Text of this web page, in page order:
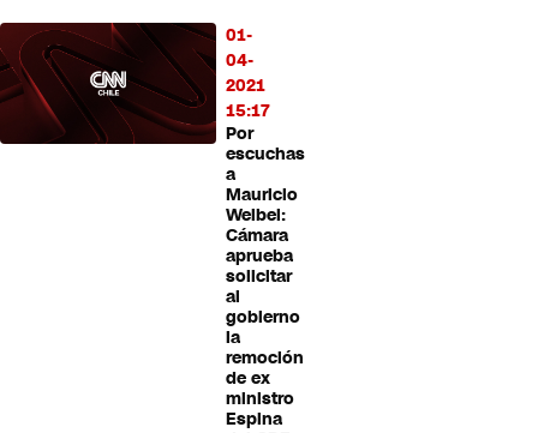
01-
04-
2021
15:17
Por
escuchas
a
Mauricio
Weibel:
Cámara
aprueba
solicitar
al
gobierno
la
remoción
de ex
ministro
Espina